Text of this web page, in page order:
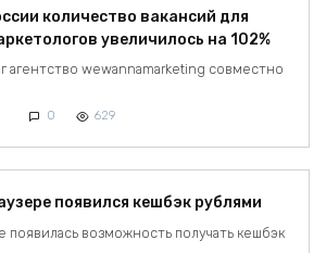
количество вакансий для
увеличилось на 102%
агентство wewannamarketing совместно
0 629
появился кешбэк рублями
появилась возможность получать кешбэк